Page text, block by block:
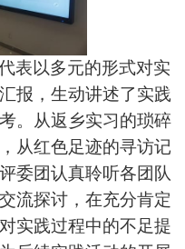
表以多元的形式对实
报， 生动讲述了实践
。从返乡实习的琐碎
从红色足迹的寻访记
评委团认真聆听各团队
流探讨，在充分肯定
实践过程中的不足提